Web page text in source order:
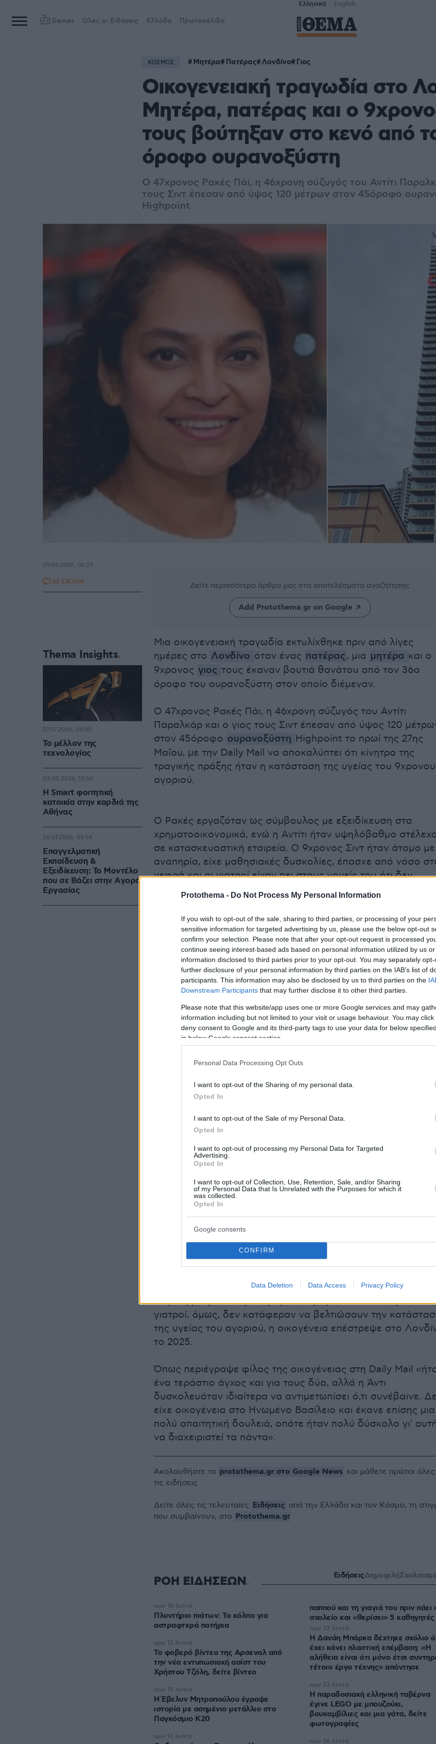
Protothema - Do Not Process My Personal Information
If you wish to opt-out of the sale, sharing to third parties, or processing of your
sensitive information for targeted advertising by us, please use the below opt-out
confirm your selection. Please note that after your opt-out request is processed
continue seeing interest-based ads based on personal information utilized by us
information disclosed to third parties prior to your opt-out. You may separately
further disclosure of your personal information by third parties on the IAB’s list of
participants. This information may also be disclosed by us to third parties on the
Downstream Participants that may further disclose it to other third parties.
Please note that this website/app uses one or more Google services and may
information including but not limited to your visit or usage behaviour. You may
deny consent to Google and its third-party tags to use your data for below
in below Google consent section.
Personal Data Processing Opt Outs
I want to opt-out of the Sharing of my personal data.
Opted In
I want to opt-out of the Sale of my Personal Data.
Opted In
I want to opt-out of processing my Personal Data for Targeted
Advertising.
Opted In
I want to opt-out of Collection, Use, Retention, Sale, and/or Sharing
of my Personal Data that Is Unrelated with the Purposes for which it
was collected.
Opted In
Google consents
CONFIRM
Data Deletion Data Access Privacy Policy
Ελληνικά English
Games Όλες οι Ειδήσεις Ελλάδα Πρωτοσέλιδα
ΚΟΣΜΟΣ Μητέρα Πατέρας Λονδίνο Γιος
Οικογενειακή τραγωδία στο
Μητέρα, πατέρας και ο
τους βούτηξαν στο κενό από
όροφο ουρανοξύστη
Ο 47χρονος Ρακές Πάι, η 46χρονη σύζυγός του Αντίτι
τους Σιντ έπεσαν από ύψος 120 μέτρων στον 45όροφο
Highpoint
Δείτε περισσότερα άρθρα μας στα αποτελέσματα αναζήτησης
Add Protothema.gr on Google
Μια οικογενειακή τραγωδία εκτυλίχθηκε πριν από λίγες
ημέρες στο Λονδίνο όταν ένας πατέρας, μια μητέρα και ο
9χρονος γιος τους έκαναν βουτιά θανάτου από τον 36ο
όροφο του ουρανοξύστη στον οποίο διέμεναν.
Ο 47χρονος Ρακές Πάι, η 46χρονη σύζυγός του Αντίτι
Παραλκάρ και ο γιος τους Σιντ έπεσαν από ύψος 120
στον 45όροφο ουρανοξύστη Highpoint το πρωί της 27ης
Μαΐου, με την Daily Mail να αποκαλύπτει ότι κίνητρο της
τραγικής πράξης ήταν η κατάσταση της υγείας του 9χρονου
αγοριού.
Ο Ρακές εργαζόταν ως σύμβουλος με εξειδίκευση στα
χρηματοοικονομικά, ενώ η Αντίτι ήταν υψηλόβαθμο
σε κατασκευαστική εταιρεία. Ο 9χρονος Σιντ ήταν άτομο με
αναπηρία, είχε μαθησιακές δυσκολίες, έπασχε από νόσο
νεφρά και οι γιατροί είχαν πει στους γονείς του ότι δεν
μπορούσαν να κάνουν κάτι για να ανατρέψουν την
O ουρανοξύστης από τον οποίο βούτηξε στο κενό η οικογένεια στο Λονδίνο
Φίλοι της οικογένειας είπαν ότι τοζευγάριέφυγε από το
Ηνωμένο Βασίλειο για να ζήσει στην Ινδία πριν από περίπου
βοήθεια και η Αντίτη υποστήριξη από φίλους και συγγενείς
στη Βομβάη, όπου γεννήθηκε και μεγάλωσε. Επειδή οι
γιατροί, όμως, δεν κατάφεραν να βελτιώσουν την
της υγείας του αγοριού, η οικογένεια επέστρεψε στο
το 2025.
Όπως περιέγραψε φίλος της οικογένειας στη Daily Mail
ένα τεράστιο άγχος και για τους δύο, αλλά η Άντι
δυσκολευόταν ιδιαίτερα να αντιμετωπίσει ό,τι συνέβαινε.
είχε οικογένεια στο Ηνωμένο Βασίλειο και έκανε επίσης μια
πολύ απαιτητική δουλειά, οπότε ήταν πολύ δύσκολο γι'
να διαχειριστεί τα πάντα».
09.06.2026, 06:29
63 ΣΧΟΛΙΑ
Thema Insights
Το μέλλον της
τεχνολογίας
27.07.2026, 06:00
Η Smart φοιτητική
κατοικία στην καρδιά της
Αθήνας
03.08.2026, 10:56
Επαγγελματική
Εκπαίδευση &
Εξειδίκευση: Το Mοντέλο
που σε Bάζει στην Aγορά
Eργασίας
26.07.2026, 09:54
Ακολουθήστε το protothema.gr στο Google News και μάθετε πρώτοι όλες
τις ειδήσεις
Δείτε όλες τις τελευταίες Ειδήσεις από την Ελλάδα και τον Κόσμο, τη
που συμβαίνουν, στο Protothema.gr
ΡΟΗ ΕΙΔΗΣΕΩΝ ΕιδήσειςΔημοφιλή
Πλυντήριο πιάτων: Το κόλπο για
αστραφτερά ποτήρια
πριν 10 λεπτά
Το φοβερό βίντεο της Αρσεναλ από
την νέα εντυπωσιακή ασίστ του
Χρήστου Τζόλη, δείτε βίντεο
πριν 13 λεπτά
Η Έβελυν Μητροπούλου έγραψε
ιστορία με ασημένιο μετάλλιο στο
Παγκόσμιο Κ20
πριν 15 λεπτά
πριν 16 λεπτά
παππού και τη γιαγιά του πριν πάει
σχολείο και «θερίσει» 5 καθηγητές
Η Δανάη Μπάρκα δέχτηκε σχόλιο
έχει κάνει πλαστική επέμβαση: «Η
αλήθεια είναι ότι μόνο έτσι
τέτοιο έργο τέχνης» απάντησε
πριν 22 λεπτά
Η παραδοσιακή ελληνική ταβέρνα
έγινε LEGO με μπουζούκι,
βουκαμβίλιες και μια γάτα, δείτε
φωτογραφίες
πριν 23 λεπτά
πριν 26 λεπτά